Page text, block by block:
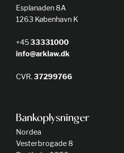
Esplanaden 8A
1263 København K
+4533331000
info@arklaw.dk
CVR.37299766
Bankoplysninger
Nordea
Vesterbrogade 8